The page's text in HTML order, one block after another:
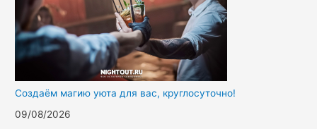
Создаём магию уюта для вас, круглосуточно!
09/08/2026